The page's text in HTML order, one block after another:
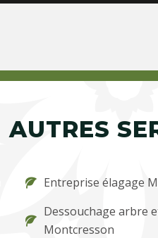
AUTRES
Entreprise élagage
Dessouchage arbre
Montcresson